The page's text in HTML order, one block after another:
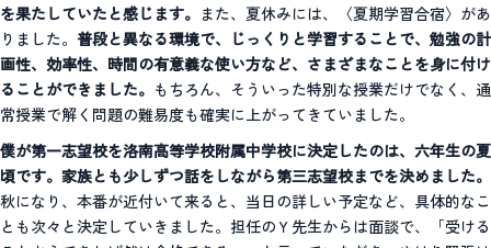
を果たしていたと感じます。 また、夏休みには、〈夏期学習合宿〉があ
りました。 普段と異なる環境で、じっくりと学習することで、勉強の計
画性、効率性、時間の有意義な使い方など、さまざまなことを身に付け
ることができました。 もちろん、そういった特別な授業だけでなく、通
常授業で解く問題の難易度も確実に上がってきていました。
僕が第一志望校を洛南高等学校附属中学校に決定したのは、六年生の夏
頃です。家族とも少しずつ話をしながら第三志望校までを決めました。
秋になり、本番が近付いて来ると、当日の詳しい予定など、具体的なこ
とも次々と決定していきました。担任のＹ先生からは面談で、「受ける